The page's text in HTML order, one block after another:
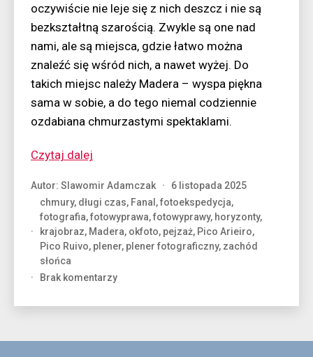
oczywiście nie leje się z nich deszcz i nie są
bezkształtną szarością. Zwykle są one nad
nami, ale są miejsca, gdzie łatwo można
znaleźć się wśród nich, a nawet wyżej. Do
takich miejsc należy Madera – wyspa piękna
sama w sobie, a do tego niemal codziennie
ozdabiana chmurzastymi spektaklami.
Czytaj dalej
wszędzie
chmury”
Autor: Slawomir Adamczak
6 listopada 2025
chmury, długi czas, Fanal,fotoekspedycja,
fotografia,fotowyprawa,fotowyprawy, horyzonty,
krajobraz, Madera, okfoto, pejzaż, Pico Arieiro,
Pico Ruivo, plener, plener fotograficzny, zachód
słońca
Brak komentarzydo
–